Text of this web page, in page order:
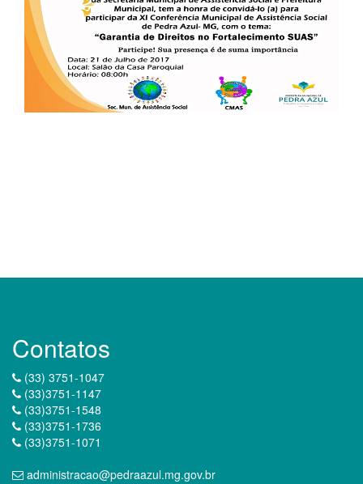
Contatos
(33) 3751-1047
(33)3751-1147
(33)3751-1548
(33)3751-1736
(33)3751-1071
administracao@pedraazul.mg.gov.br